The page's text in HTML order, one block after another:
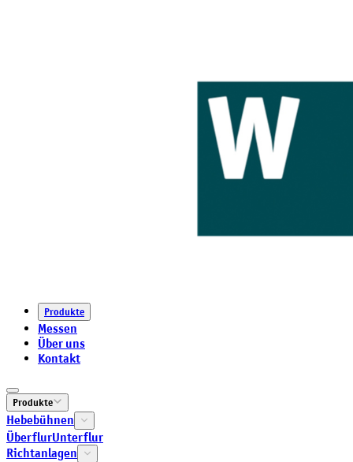
Produkte
Messen
Über uns
Kontakt
Produkte
Hebebühnen
ÜberflurUnterflur
Richtanlagen